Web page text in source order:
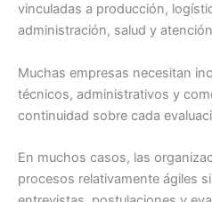
vinculadas a producción,
administración, salud y
Muchas empresas necesitan
técnicos, administrativos y
continuidad sobre cada
En muchos casos, las
procesos relativamente ágiles